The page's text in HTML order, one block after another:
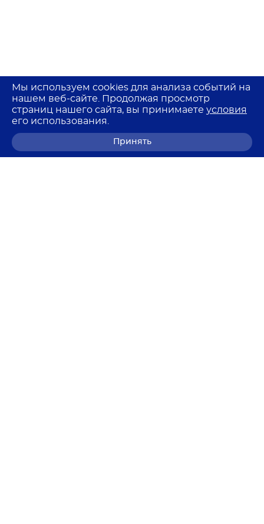
Мы используем cookies для анализа событий на
нашем веб-сайте. Продолжая просмотр
страниц нашего сайта, вы принимаете условия
его использования.
Принять